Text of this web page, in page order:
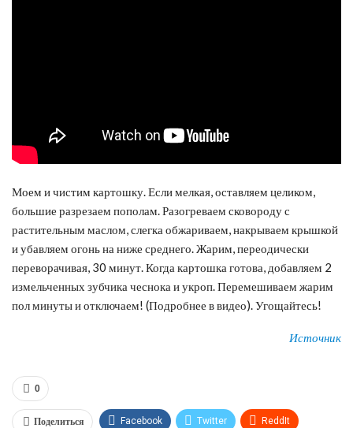
Моем и чистим картошку. Если мелкая, оставляем целиком,
большие разрезаем пополам. Разогреваем сковороду с
растительным маслом, слегка обжариваем, накрываем крышкой
и убавляем огонь на ниже среднего. Жарим, переодически
переворачивая, 30 минут. Когда картошка готова, добавляем 2
измельченных зубчика чеснока и укроп. Перемешиваем жарим
пол минуты и отключаем! (Подробнее в видео). Угощайтесь!
Источник
0
Поделиться Facebook Twitter ReddIt